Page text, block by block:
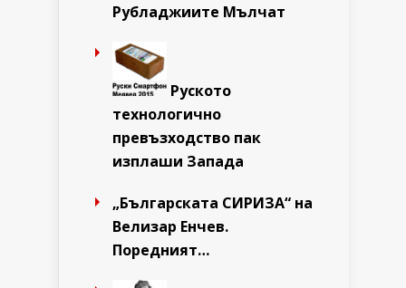
Рубладжиите Мълчат
Руското
технологично
превъзходство пак
изплаши Запада
„Българската СИРИЗА“ на
Велизар Енчев.
Поредният…